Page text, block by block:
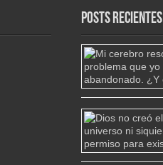
Posts Recientes